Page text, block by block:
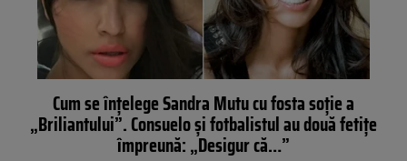
Cum se înţelege Sandra Mutu cu fosta soţie a
„Briliantului”. Consuelo şi fotbalistul au două fetiţe
împreună: „Desigur că…”